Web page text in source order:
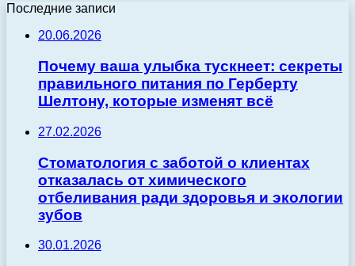
Последние записи
20.06.2026
Почему ваша улыбка тускнеет: секреты
правильного питания по Герберту
Шелтону, которые изменят всё
27.02.2026
Стоматология с заботой о клиентах
отказалась от химического
отбеливания ради здоровья и экологии
зубов
30.01.2026